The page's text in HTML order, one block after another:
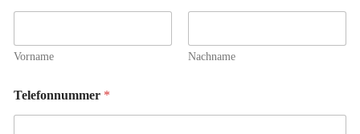
Vorname Nachname
²
)
Telefonnummer *